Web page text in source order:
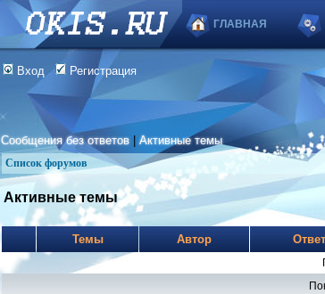
ГЛАВНАЯ
Вход Регистрация
Сообщения без ответов |Активные темы
Список форумов
Активные темы
Темы Автор